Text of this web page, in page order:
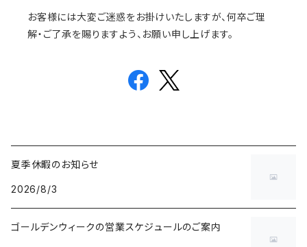
お客様には大変ご迷惑をお掛けいたしますが、何卒ご理
解・ご了承を賜りますよう、お願い申し上げます。
夏季休暇のお知らせ
2026/8/3
ゴールデンウィークの営業スケジュールのご案内